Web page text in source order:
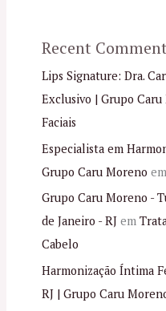
Recent
Lips Signature: Dra.
Exclusivo | Grupo
Faciais
Especialista em
Grupo Caru Moreno em
Grupo Caru Moreno -
de Janeiro - RJem
Cabelo
Harmonização Íntima
RJ | Grupo Caru